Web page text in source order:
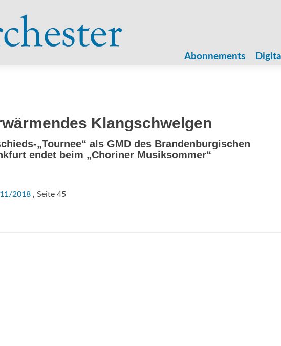
Abonnements Digital
Klangschwelgen
„Tournee“ als GMD des Brandenburgischen
endet beim „Choriner Musiksommer“
2018 , Seite 45